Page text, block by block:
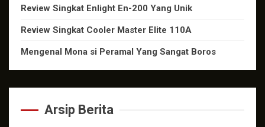
Review Singkat Enlight En-200 Yang Unik
Review Singkat Cooler Master Elite 110A
Mengenal Mona si Peramal Yang Sangat Boros
Arsip Berita